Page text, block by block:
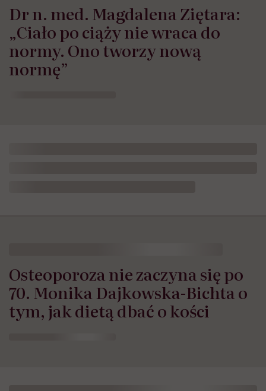
Dr n. med. Magdalena Ziętara:
„Ciało po ciąży nie wraca do
normy. Ono tworzy nową
normę”
Osteoporoza nie zaczyna się po
70. Monika Dajkowska-Bichta o
tym, jak dietą dbać o kości